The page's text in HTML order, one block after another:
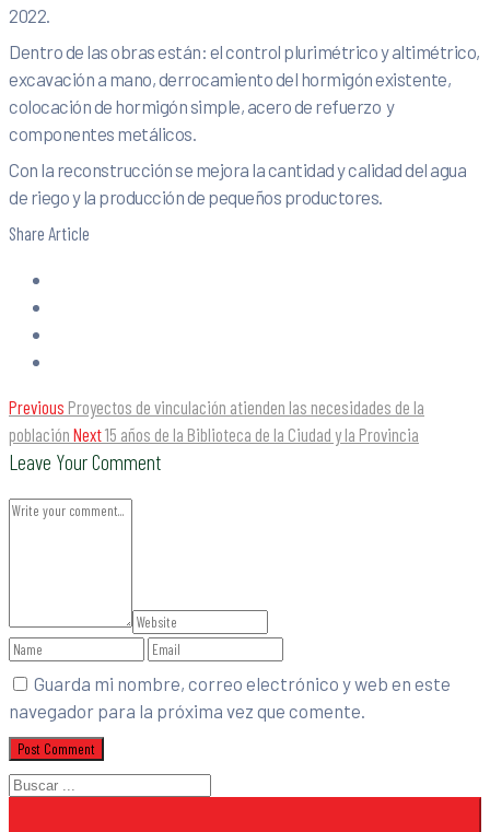
2022.
Dentro de las obras están: el control plurimétrico y altimétrico,
excavación a mano, derrocamiento del hormigón existente,
colocación de hormigón simple, acero de refuerzo y
componentes metálicos.
Con la reconstrucción se mejora la cantidad y calidad del agua
de riego y la producción de pequeños productores.
Share Article
Previous Proyectos de vinculación atienden las necesidades de la
población Next15 años de la Biblioteca de la Ciudad y la Provincia
Leave Your Comment
Guarda mi nombre, correo electrónico y web en este
navegador para la próxima vez que comente.